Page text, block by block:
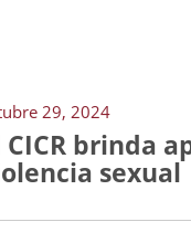
29, 2024
CICR brinda
sexual